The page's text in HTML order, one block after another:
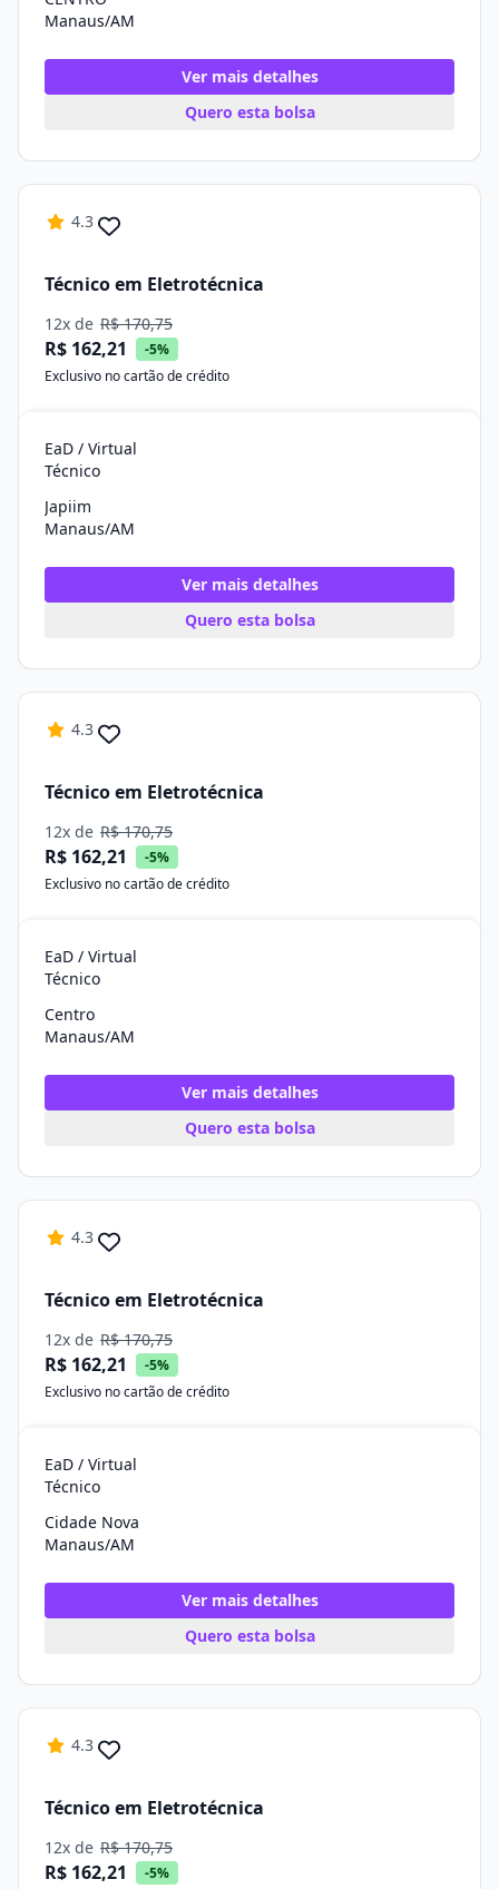
Manaus/AM
Ver mais detalhes
Quero esta bolsa
4.3
Técnico em Eletrotécnica
12x de R$ 170,75
R$ 162,21
-5%
Exclusivo no cartão de crédito
EaD / Virtual
Técnico
Japiim
Manaus/AM
Ver mais detalhes
Quero esta bolsa
4.3
Técnico em Eletrotécnica
12x de R$ 170,75
R$ 162,21
-5%
Exclusivo no cartão de crédito
EaD / Virtual
Técnico
Centro
Manaus/AM
Ver mais detalhes
Quero esta bolsa
4.3
Técnico em Eletrotécnica
12x de R$ 170,75
R$ 162,21
-5%
Exclusivo no cartão de crédito
EaD / Virtual
Técnico
Cidade Nova
Manaus/AM
Ver mais detalhes
Quero esta bolsa
4.3
Técnico em Eletrotécnica
12x de R$ 170,75
R$ 162,21
-5%